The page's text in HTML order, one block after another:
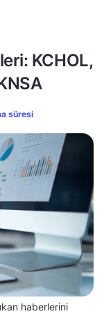
KCHOL,
süresi
haberlerini